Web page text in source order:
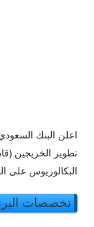
اعلن البنك
تطوير الخريجين
البكالوريوس على
تخصصات